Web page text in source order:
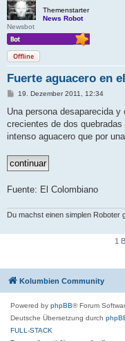
Themenstarter
News Robot
Newsbot
Offline
Fuerte aguacero en
B
i
r
a
19. Dezember 2011, 12:34
Una persona desaparecida
crecientes de dos
intenso aguacero que por
Fuente: El Colombiano
Du machst einen simplen Roboter
1
Kolumbien Community
Powered by phpBB® Forum
Deutsche Übersetzung durch
FULL-STACK